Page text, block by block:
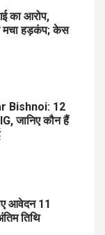
का आरोप,
हड़कंप; केस
Bishnoi: 12
जानिए कौन हैं
आवेदन 11
तिथि